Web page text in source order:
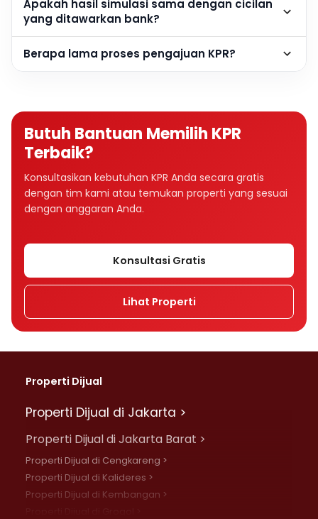
Apakah hasil simulasi sama dengan cicilan
yang ditawarkan bank?
Berapa lama proses pengajuan KPR?
Butuh Bantuan Memilih KPR
Terbaik?
Konsultasikan kebutuhan KPR Anda secara gratis
dengan tim kami atau temukan properti yang sesuai
dengan anggaran Anda.
Konsultasi Gratis
Lihat Properti
Properti Dijual
Properti Dijual di Jakarta >
Properti Dijual di Jakarta Barat >
Properti Dijual di Cengkareng >
Properti Dijual di Kalideres >
Properti Dijual di Kembangan >